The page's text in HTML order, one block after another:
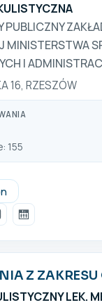
PUBLICZNY
MINISTERSTWA
I
16, RZESZÓW
155
+48 17 864 33 47
🛗
Z ZAKRESU
LEK.